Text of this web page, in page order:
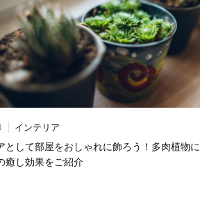
インテリア
として部屋をおしゃれに飾ろう！多肉植物に
癒し効果をご紹介